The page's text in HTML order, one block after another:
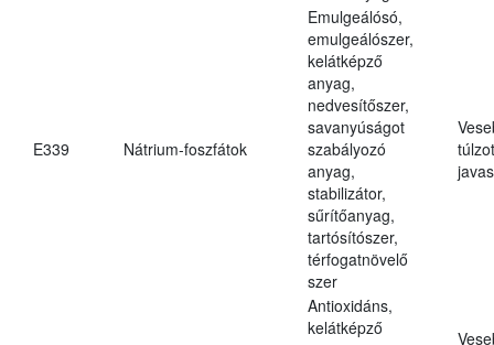
E339 Nátrium-foszfátok
Emulgeálósó,
emulgeálószer,
kelátképző
anyag,
nedvesítőszer,
savanyúságot
szabályozó
anyag,
stabilizátor,
sűrítőanyag,
tartósítószer,
térfogatnövelő
szer
Antioxidáns,
kelátképző